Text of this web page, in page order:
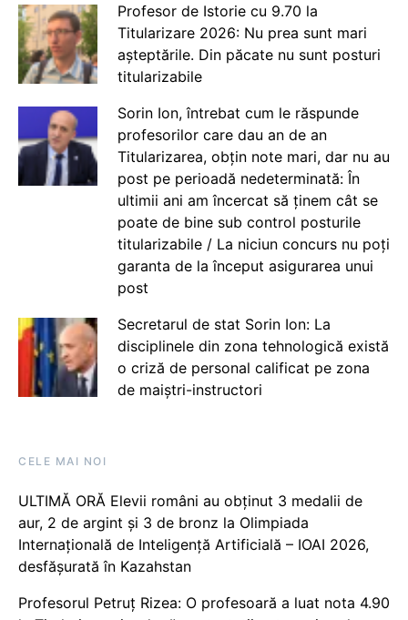
Profesor de Istorie cu 9.70 la
Titularizare 2026: Nu prea sunt mari
așteptările. Din păcate nu sunt posturi
titularizabile
Sorin Ion, întrebat cum le răspunde
profesorilor care dau an de an
Titularizarea, obțin note mari, dar nu au
post pe perioadă nedeterminată: În
ultimii ani am încercat să ținem cât se
poate de bine sub control posturile
titularizabile / La niciun concurs nu poți
garanta de la început asigurarea unui
post
Secretarul de stat Sorin Ion: La
disciplinele din zona tehnologică există
o criză de personal calificat pe zona
de maiștri-instructori
CELE MAI NOI
ULTIMĂ ORĂ Elevii români au obținut 3 medalii de
aur, 2 de argint și 3 de bronz la Olimpiada
Internațională de Inteligență Artificială – IOAI 2026,
desfășurată în Kazahstan
Profesorul Petruț Rizea: O profesoară a luat nota 4.90